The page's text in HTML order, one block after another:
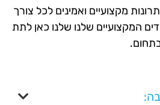
מקצועיים ואמינים לכל צורך
המקצועיים שלנו שלנו כאן לתת